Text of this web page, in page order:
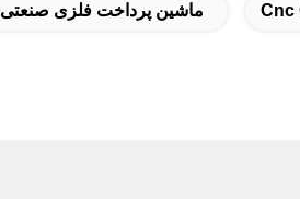
ماشین پرداخت فلزی صنعتی Cnc